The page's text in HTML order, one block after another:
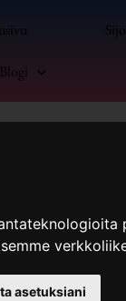
asetuksiani
Blogi
,Omaisuuteni